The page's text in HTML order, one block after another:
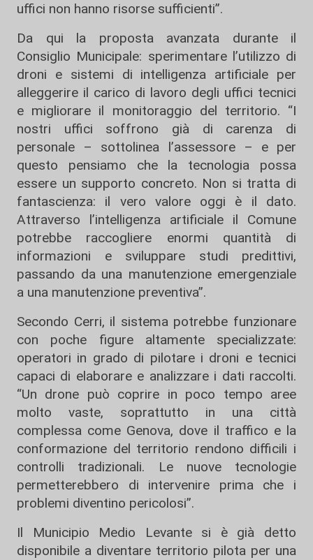
uffici non hanno risorse sufficienti”.
Da qui la proposta avanzata durante il
Consiglio Municipale: sperimentare l’utilizzo di
droni e sistemi di intelligenza artificiale per
alleggerire il carico di lavoro degli uffici tecnici
e migliorare il monitoraggio del territorio. “I
nostri uffici soffrono già di carenza di
personale – sottolinea l’assessore – e per
questo pensiamo che la tecnologia possa
essere un supporto concreto. Non si tratta di
fantascienza: il vero valore oggi è il dato.
Attraverso l’intelligenza artificiale il Comune
potrebbe raccogliere enormi quantità di
informazioni e sviluppare studi predittivi,
passando da una manutenzione emergenziale
a una manutenzione preventiva”.
Secondo Cerri, il sistema potrebbe funzionare
con poche figure altamente specializzate:
operatori in grado di pilotare i droni e tecnici
capaci di elaborare e analizzare i dati raccolti.
“Un drone può coprire in poco tempo aree
molto vaste, soprattutto in una città
complessa come Genova, dove il traffico e la
conformazione del territorio rendono difficili i
controlli tradizionali. Le nuove tecnologie
permetterebbero di intervenire prima che i
problemi diventino pericolosi”.
Il Municipio Medio Levante si è già detto
disponibile a diventare territorio pilota per una